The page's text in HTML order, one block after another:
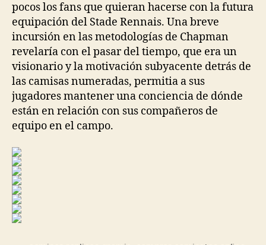
pocos los fans que quieran hacerse con la futura
equipación del Stade Rennais. Una breve
incursión en las metodologías de Chapman
revelaría con el pasar del tiempo, que era un
visionario y la motivación subyacente detrás de
las camisas numeradas, permitia a sus
jugadores mantener una conciencia de dónde
están en relación con sus compañeros de
equipo en el campo.